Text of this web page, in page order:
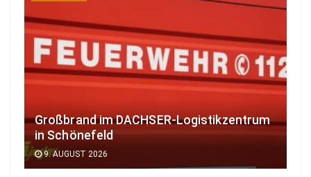
Großbrand im DACHSER-Logistikzentrum
in Schönefeld
9. AUGUST 2026